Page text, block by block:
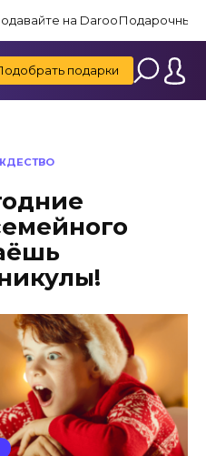
на DarooПодарочные
подарки